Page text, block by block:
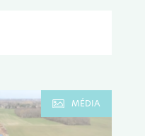
MÉDIA